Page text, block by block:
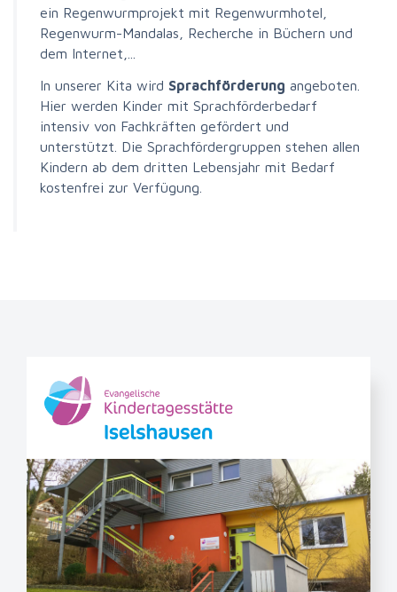
ein Regenwurmprojekt mit Regenwurmhotel,
Regenwurm-Mandalas, Recherche in Büchern und
dem Internet,...
In unserer Kita wird Sprachförderung angeboten.
Hier werden Kinder mit Sprachförderbedarf
intensiv von Fachkräften gefördert und
unterstützt. Die Sprachfördergruppen stehen allen
Kindern ab dem dritten Lebensjahr mit Bedarf
kostenfrei zur Verfügung.